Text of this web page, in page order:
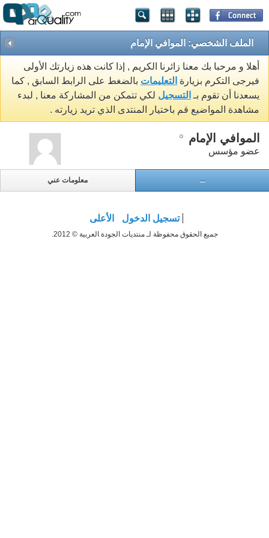
الملف الشخصي: الموافي الإمام
أهلا و مرحبا بك معنا زائرنا الكريم , إذا كانت هذه زيارتك الأولى
فيرجى التكرم بزيارة التعليمات بالضغط على الرابط السابق , كما
يسعدنا أن تقوم بـ التسجيل لكي تتمكن من المشاركة معنا , لبدء
مشاهدة المواضيع قم باختيار المنتدى الذي تريد زيارته .
الموافي الإمام
عضو مؤسس
معلومات عني ...
تسجيل الدخول الأعلى
جميع الحقوق محفوظة لـ منتديات الجودة العربية © 2012.